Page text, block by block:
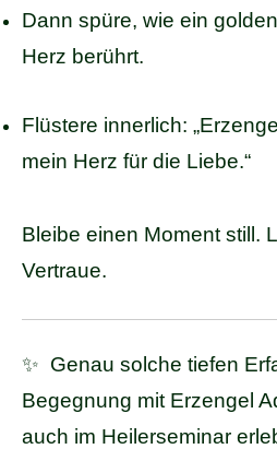
Dann spüre, wie ein
Herz berührt.
Flüstere innerlich:
mein Herz für die Liebe.“
Bleibe einen Moment still.
Vertraue.
✨ Genau solche tiefen
Begegnung mit Erzengel
auch im Heilerseminar